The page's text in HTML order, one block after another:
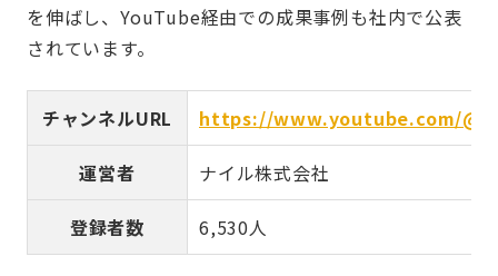
を伸ばし、YouTube経由での成果事例も社内で公表
されています。
チャンネルURL https://www.youtube.com/
運営者 ナイル株式会社
登録者数 6,530人